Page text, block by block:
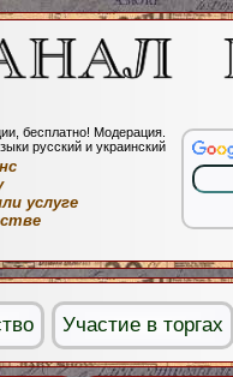
бесплатно! Модерация.
русский и украинский
услуге
Участие в торгах